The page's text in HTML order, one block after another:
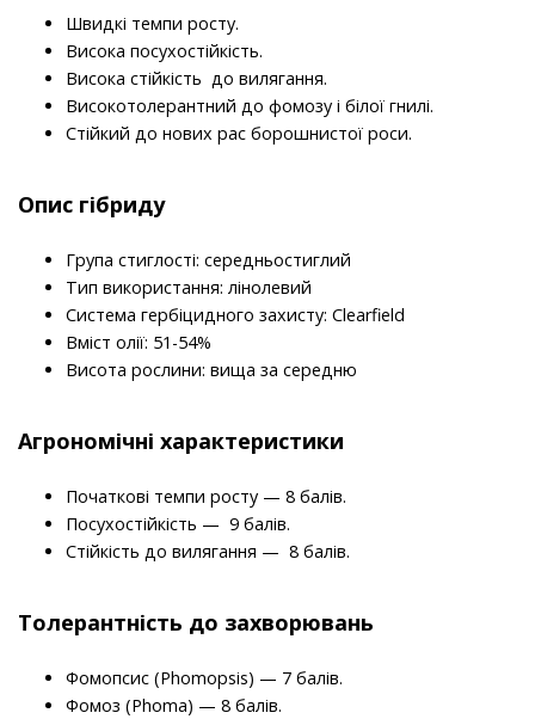
Швидкі темпи росту.
Висока посухостійкість.
Висока стійкість до вилягання.
Високотолерантний до фомозу і білої гнилі.
Стійкий до нових рас борошнистої роси.
Опис гібриду
Група стиглості: середньостиглий
Тип використання: лінолевий
Система гербіцидного захисту: Clearfield
Вміст олії: 51-54%
Висота рослини: вища за середню
Агрономічні характеристики
Початкові темпи росту — 8 балів.
Посухостійкість — 9 балів.
Стійкість до вилягання — 8 балів.
Толерантність до захворювань
Фомопсис (Phomopsis) — 7 балів.
Фомоз (Phoma) — 8 балів.